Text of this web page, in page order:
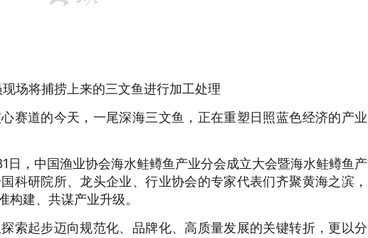
将捕捞上来的三文鱼进行加工处理
道的今天，一尾深海三文鱼，正在重塑日照蓝色经济的产业
，中国渔业协会海水鲑鳟鱼产业分会成立大会暨海水鲑鳟鱼产
科研院所、龙头企业、行业协会的专家代表们齐聚黄海之滨，
建、共谋产业升级。
起步迈向规范化、品牌化、高质量发展的关键转折，更以分